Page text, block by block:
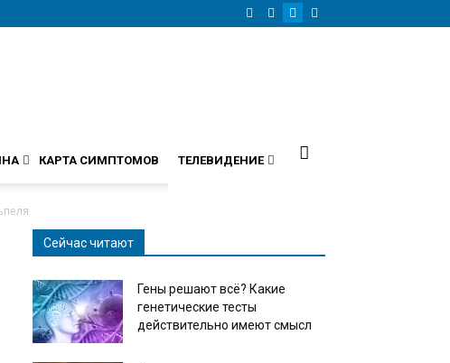
КАРТА СИМПТОМОВ ТЕЛЕВИДЕНИЕ
Сейчас читают
Гены решают всё? Какие
генетические тесты
действительно имеют смысл